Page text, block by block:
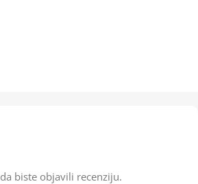
da biste objavili recenziju.